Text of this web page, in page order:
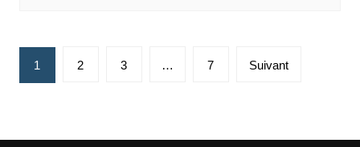
Pagination
des
1 2 3 … 7 Suivant